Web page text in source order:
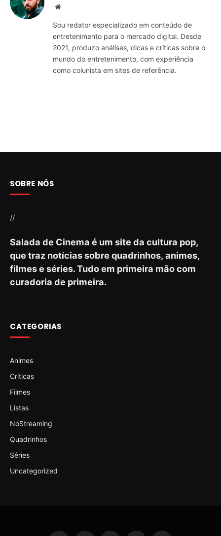
Website
Sou redator especializado em conteúdo de
entretenimento para o mercado digital. Desde
2021, produzo análises, dicas e críticas sobre o
mundo do entretenimento, com experiência
como colunista em sites de referência.
SOBRE NÓS
//
Salada de Cinema é um site da cultura pop,
que traz notícias sobre quadrinhos, animes,
filmes e séries. Tudo em primeira mão com
curadoria de primeira.
CATEGORIAS
Animes
Criticas
Filmes
Listas
NoStreaming
Quadrinhos
Séries
Uncategorized